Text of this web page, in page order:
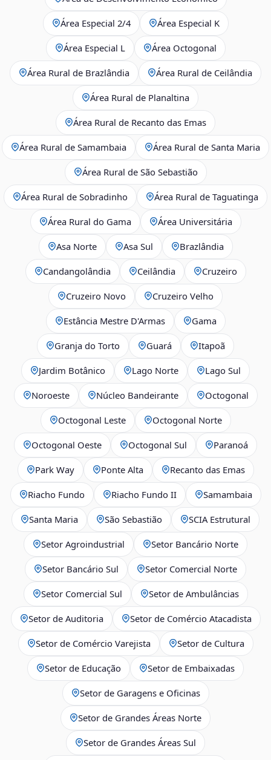
Área Especial 2/4 Área Especial K
Área Especial L Área Octogonal
Área Rural de Brazlândia Área Rural de Ceilândia
Área Rural de Planaltina
Área Rural de Recanto das Emas
Área Rural de Samambaia Área Rural de Santa Maria
Área Rural de São Sebastião
Área Rural de Sobradinho Área Rural de Taguatinga
Área Rural do Gama Área Universitária
Asa Norte Asa Sul Brazlândia
Candangolândia Ceilândia Cruzeiro
Cruzeiro Novo Cruzeiro Velho
Estância Mestre D'Armas Gama
Granja do Torto Guará Itapoã
Jardim Botânico Lago Norte Lago Sul
Noroeste Núcleo Bandeirante Octogonal
Octogonal Leste Octogonal Norte
Octogonal Oeste Octogonal Sul Paranoá
Park Way Ponte Alta Recanto das Emas
Riacho Fundo Riacho Fundo II Samambaia
Santa Maria São Sebastião SCIA Estrutural
Setor Agroindustrial Setor Bancário Norte
Setor Bancário Sul Setor Comercial Norte
Setor Comercial Sul Setor de Ambulâncias
Setor de Auditoria Setor de Comércio Atacadista
Setor de Comércio Varejista Setor de Cultura
Setor de Educação Setor de Embaixadas
Setor de Garagens e Oficinas
Setor de Grandes Áreas Norte
Setor de Grandes Áreas Sul